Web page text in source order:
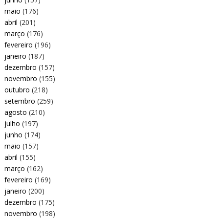
maio (176)
abril (201)
março (176)
fevereiro (196)
janeiro (187)
dezembro (157)
novembro (155)
outubro (218)
setembro (259)
agosto (210)
julho (197)
junho (174)
maio (157)
abril (155)
março (162)
fevereiro (169)
janeiro (200)
dezembro (175)
novembro (198)